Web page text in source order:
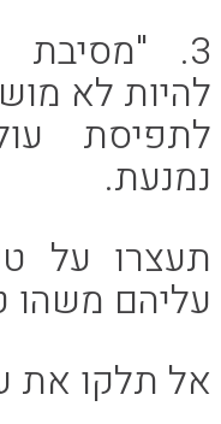
3.
להיות לא
לתפיסת
נמנעת.
תעצרו על
עליהם משהו
אל תלקו את